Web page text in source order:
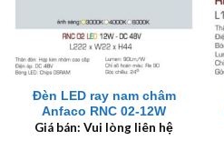
Đèn LED ray nam châm
Anfaco RNC 02-12W
Giá bán: Vui lòng liên hệ